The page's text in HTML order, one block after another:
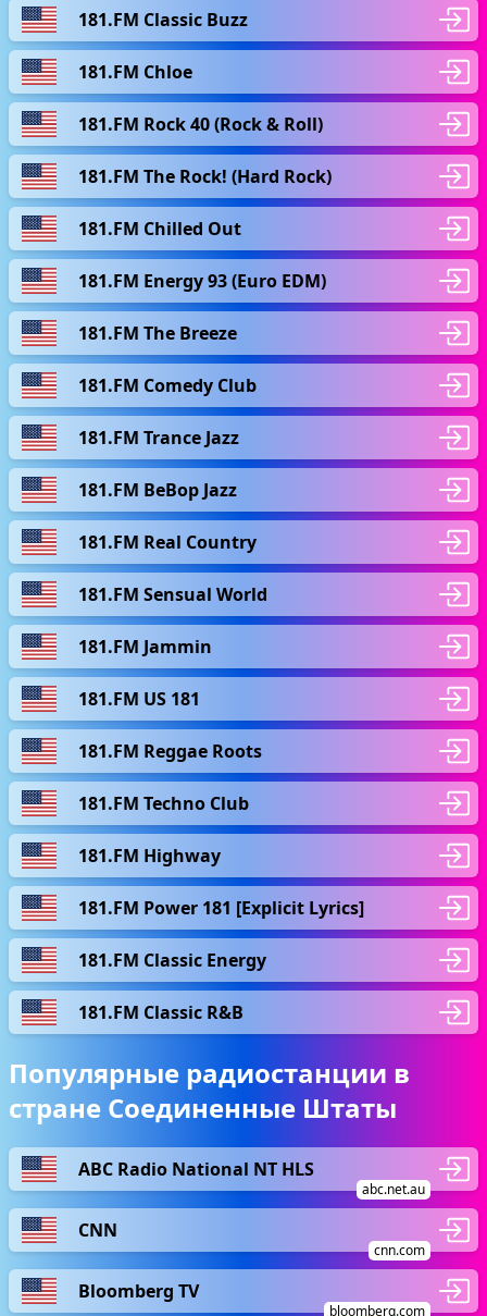
181.FM Classic Buzz
181.FM Chloe
181.FM Rock 40 (Rock & Roll)
181.FM The Rock! (Hard Rock)
181.FM Chilled Out
181.FM Energy 93 (Euro EDM)
181.FM The Breeze
181.FM Comedy Club
181.FM Trance Jazz
181.FM BeBop Jazz
181.FM Real Country
181.FM Sensual World
181.FM Jammin
181.FM US 181
181.FM Reggae Roots
181.FM Techno Club
181.FM Highway
181.FM Power 181 [Explicit Lyrics]
181.FM Classic Energy
181.FM Classic R&B
Популярные радиостанции в
стране Соединенные Штаты
ABC Radio National NT HLS
abc.net.au
CNN
cnn.com
Bloomberg TV
bloomberg.com